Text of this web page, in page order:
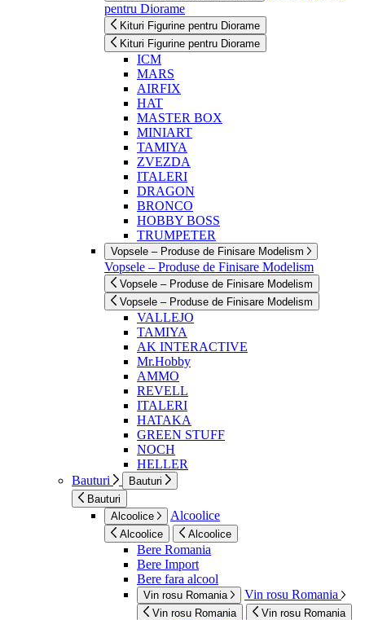
pentru Diorame
Kituri Figurine pentru Diorame
Kituri Figurine pentru Diorame
ICM
MARS
AIRFIX
HAT
MASTER BOX
MINIART
TAMIYA
ZVEZDA
ITALERI
DRAGON
BRONCO
HOBBY BOSS
TRUMPETER
Vopsele – Produse de Finisare Modelism
Vopsele – Produse de Finisare Modelism
Vopsele – Produse de Finisare Modelism
Vopsele – Produse de Finisare Modelism
VALLEJO
TAMIYA
AK INTERACTIVE
Mr.Hobby
AMMO
REVELL
ITALERI
HATAKA
GREEN STUFF
NOCH
HELLER
Bauturi
Bauturi
Bauturi
Alcoolice
Alcoolice
Alcoolice Alcoolice
Bere Romania
Bere Import
Bere fara alcool
Vin rosu Romania Vin rosu Romania
Vin rosu Romania Vin rosu Romania